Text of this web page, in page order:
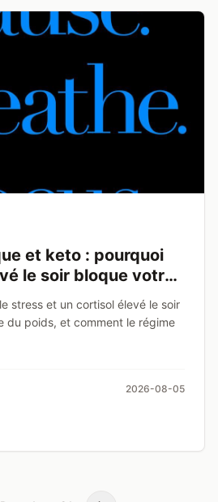
et keto : pourquoi
le soir bloque votre
stress et un cortisol élevé le soir
du poids, et comment le régime
2026-08-05